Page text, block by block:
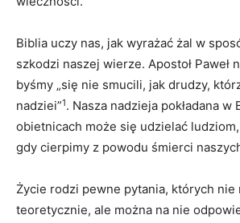
Biblia uczy nas, jak wyrażać żal w
szkodzi naszej wierze. Apostoł Paweł
byśmy „się nie smucili, jak drudzy,
nadziei”1. Nasza nadzieja pokładana w
obietnicach może się udzielać
gdy cierpimy z powodu śmierci
Życie rodzi pewne pytania, których nie
teoretycznie, ale można na nie